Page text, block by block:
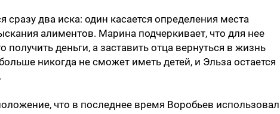
сразу два иска: один касается определения места
алиментов. Марина подчеркивает, что для нее
деньги, а заставить отца вернуться в жизнь
никогда не сможет иметь детей, и Эльза остается
что в последнее время Воробьев использовал